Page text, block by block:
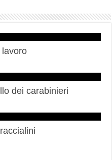
lavoro
dei carabinieri